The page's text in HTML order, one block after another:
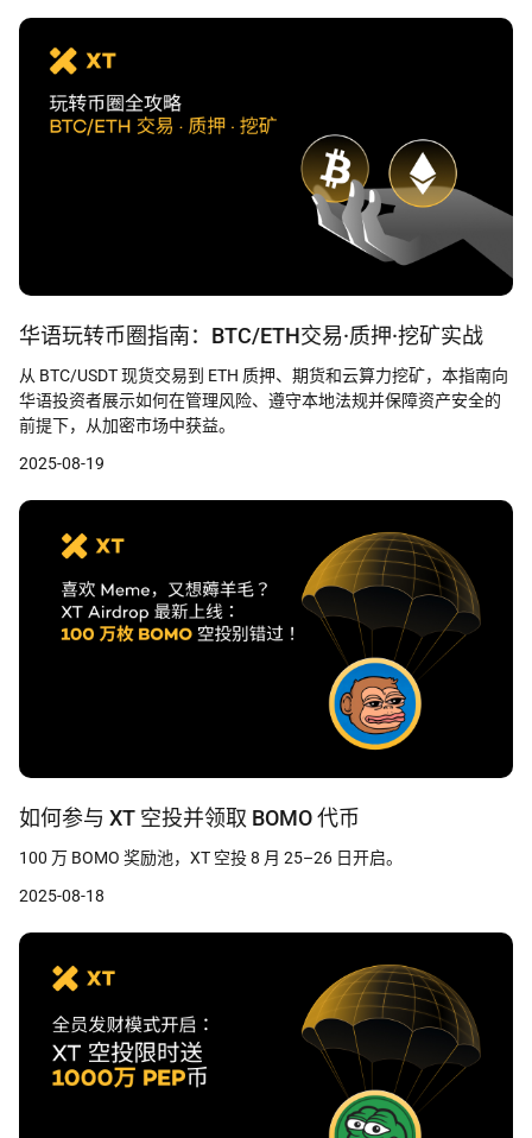
华语玩转币圈指南：BTC/ETH交易·质押·挖矿实战
从 BTC/USDT 现货交易到 ETH 质押、期货和云算力挖矿，本指南向
华语投资者展示如何在管理风险、遵守本地法规并保障资产安全的
前提下，从加密市场中获益。
2025-08-19
如何参与 XT 空投并领取 BOMO 代币
100 万 BOMO 奖励池，XT 空投 8 月 25–26 日开启。
2025-08-18